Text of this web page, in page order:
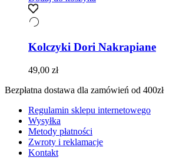
Kolczyki Dori Nakrapiane
49,00 zł
Bezpłatna dostawa dla zamówień od 400zł
Regulamin sklepu internetowego
Wysyłka
Metody płatności
Zwroty i reklamacje
Kontakt